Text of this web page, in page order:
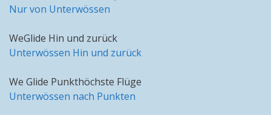
Nur von Unterwössen
WeGlide Hin und zurück
Unterwössen Hin und zurück
We Glide Punkthöchste Flüge
Unterwössen nach Punkten